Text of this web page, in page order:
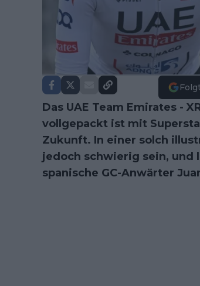
Das UAE Team Emirates -
vollgepackt ist mit
Zukunft. In einer solch
jedoch schwierig sein, und
spanische GC-Anwärter